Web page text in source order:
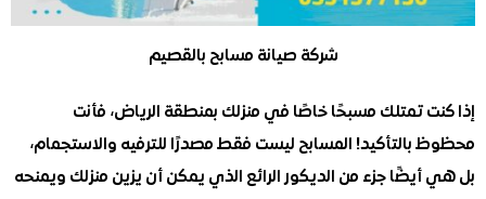
شركة صيانة مسابح بالقصيم
تمتلك مسبحًا خاصًا في منزلك بمنطقة الرياض، فأنت
المسابح ليست فقط مصدرًا للترفيه والاستجمام،
جزء من الديكور الرائع الذي يمكن أن يزين منزلك ويمنحه